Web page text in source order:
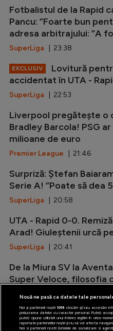
Fotbalistul de la Rapid
Pancu: ”Foarte bun
adresa arbitrajului: ”A
SuperLiga | 23:38
EXCLUSIV
Lovitură
accidentat în UTA -
SuperLiga | 22:53
Liverpool pregătește o
Bradley Barcola! PSG
milioane de euro
Premier League | 21:46
Surpriză: Ștefan
Serie A! ”Poate să dea
SuperLiga | 20:58
UTA - Rapid 0-0.
Arad! Giuleștenii urcă
SuperLiga | 20:41
De la Miura SV la
Super Veloce, filosofia
Auto| 20:12
Nouă ne pasă ca datele tale
Noi și partenerii noștri 1019stocăm și/sau accesăm
prelucrarea datelor cu caracter personal. Puteți
puteți opune utilizării unui interes legitim în orice
raportate partenerilor noștri și nu vă vor afecta
Noi si partenerii nostri (retelele de socializare si